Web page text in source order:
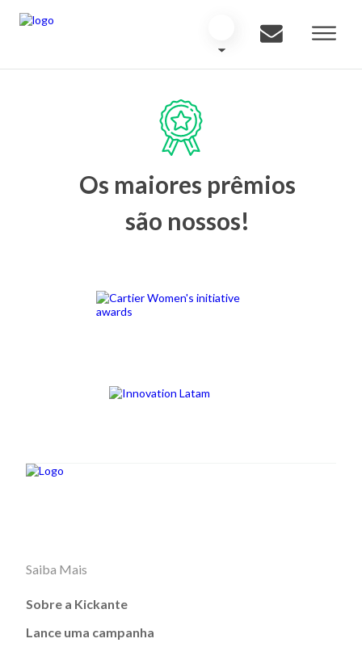
Os maiores prêmios
são nossos!
Saiba Mais
Sobre a Kickante
Lance uma campanha